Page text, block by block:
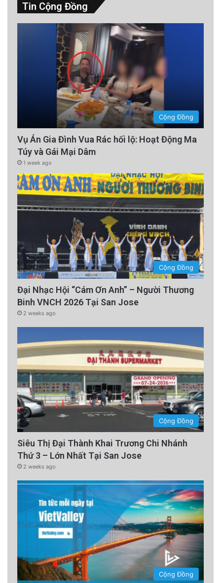
Tin Cộng Đồng
Cộng Đồng
Vụ Án Gia Đình Vua Rác hối lộ: Hoạt Động Ma
Túy và Gái Mại Dâm
1 week ago
Cộng Đồng
Đại Nhạc Hội “Cám Ơn Anh” – Người Thương
Binh VNCH 2026 Tại San Jose
2 weeks ago
Cộng Đồng
Siêu Thị Đại Thành Khai Trương Chi Nhánh
Thứ 3 – Lớn Nhất Tại San Jose
2 weeks ago
Cộng Đồng